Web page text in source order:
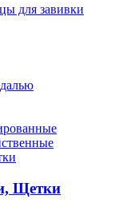
для завивки
Щетки